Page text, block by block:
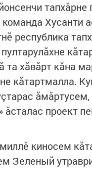
тапхăрне
Хусанти
республика
та хăвăрт кăна
кăтартмалла.
проект
киносем
Зеленый